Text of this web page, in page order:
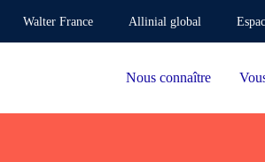
Walter France Allinial global
Nous connaître